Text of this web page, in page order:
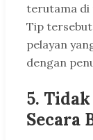
terutama di
Tip
pelayan
dengan
5.
Secara